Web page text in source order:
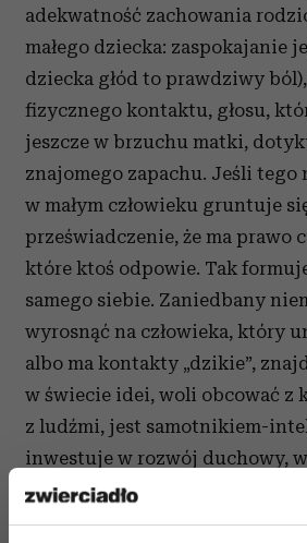
adekwatność zachowania
małego dziecka: zaspokajanie
dziecka głód to prawdziwy
fizycznego kontaktu, głosu,
jeszcze w brzuchu matki,
znajomego zapachu. Jeśli tego
w małym człowieku gruntuje
przeświadczenie, że ma prawo
które ktoś odpowie. Tak
samego siebie. Zaniedbany
wyrosnąć na człowieka, który
albo ma kontakty „dzikie”,
w świecie idei, woli obcować z
z ludźmi, jest samotnikiem-
inwestuje w rozwój duchowy,
potrzebami. To tylko kilka
scenariuszy. W tym wszystkim